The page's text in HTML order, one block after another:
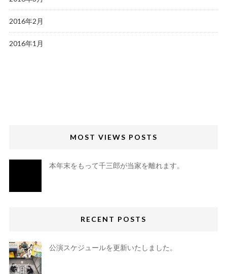
2016年2月
2016年1月
MOST VIEWS POSTS
本年末をもって千三郎が当家を離れます。
RECENT POSTS
公演スケジュールを更新いたしました。